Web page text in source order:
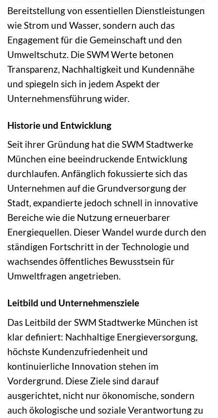
Bereitstellung von essentiellen Dienstleistungen
wie Strom und Wasser, sondern auch das
Engagement für die Gemeinschaft und den
Umweltschutz. Die SWM Werte betonen
Transparenz, Nachhaltigkeit und Kundennähe
und spiegeln sich in jedem Aspekt der
Unternehmensführung wider.
Historie und Entwicklung
Seit ihrer Gründung hat die SWM Stadtwerke
München eine beeindruckende Entwicklung
durchlaufen. Anfänglich fokussierte sich das
Unternehmen auf die Grundversorgung der
Stadt, expandierte jedoch schnell in innovative
Bereiche wie die Nutzung erneuerbarer
Energiequellen. Dieser Wandel wurde durch den
ständigen Fortschritt in der Technologie und
wachsendes öffentliches Bewusstsein für
Umweltfragen angetrieben.
Leitbild und Unternehmensziele
Das Leitbild der SWM Stadtwerke München ist
klar definiert: Nachhaltige Energieversorgung,
höchste Kundenzufriedenheit und
kontinuierliche Innovation stehen im
Vordergrund. Diese Ziele sind darauf
ausgerichtet, nicht nur ökonomische, sondern
auch ökologische und soziale Verantwortung zu